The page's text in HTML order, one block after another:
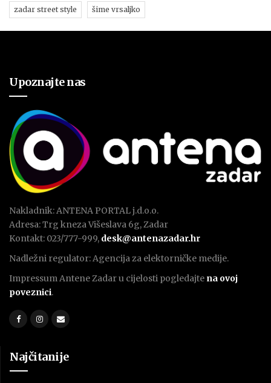
zadar street style šime vrsaljko
Upoznajte nas
Nakladnik: ANTENA PORTAL j.d.o.o.
Adresa: Trg kneza Višeslava 6g, Zadar
Kontakt: 023/777-999, desk@antenazadar.hr
Nadležni regulator: Agencija za elektorničke medije.
Impressum Antene Zadar u cijelosti pogledajte na ovoj
poveznici.
Najčitanije